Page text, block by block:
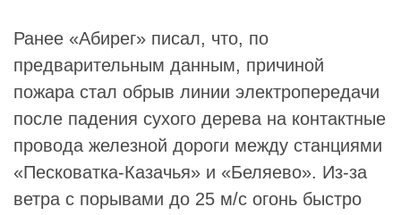
Ранее «Абирег» писал, что, по
предварительным данным, причиной
пожара стал обрыв линии электропередачи
после падения сухого дерева на контактные
провода железной дороги между станциями
«Песковатка-Казачья» и «Беляево». Из-за
ветра с порывами до 25 м/с огонь быстро